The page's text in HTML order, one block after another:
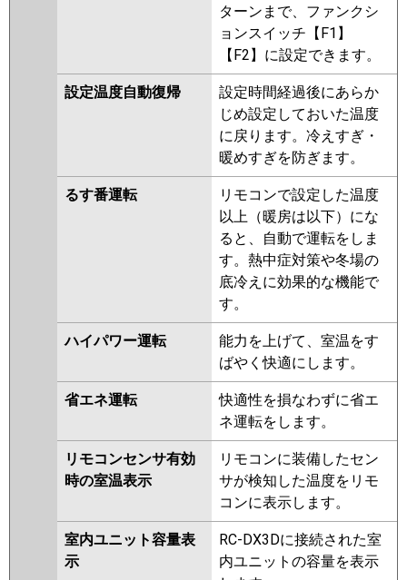
FDTV805HP5S-rak
FDTV805HP5S-airflex
FDTV805HP5S
FDTV805HP5S-
rakuri-na
PA-P80U7KDNBX PA-P80U7KDB
PA-P80U7KDNB PA-P80U7KD
PA-P80U7KDN PA-P80U6KDB
PA-P80U6KDNB
ターンまで、ファンクシ
ョンスイッチ【F1】
【F2】に設定できます。
設定温度自動復帰
設定時間経過後にあらか
じめ設定しておいた温度
に戻ります。冷えすぎ・
暖めすぎを防ぎます。
るす番運転
リモコンで設定した温度
以上（暖房は以下）にな
ると、自動で運転をしま
す。熱中症対策や冬場の
底冷えに効果的な機能で
す。
ハイパワー運転
能力を上げて、室温をす
ばやく快適にします。
省エネ運転
快適性を損なわずに省エ
ネ運転をします。
リモコンセンサ有効
時の室温表示
リモコンに装備したセン
サが検知した温度をリモ
コンに表示します。
室内ユニット容量表
示
RC-DX3Dに接続された室
内ユニットの容量を表示